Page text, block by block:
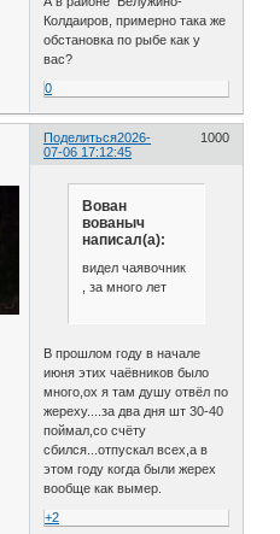
Колдаиров, примерно така же
обстановка по рыбе как у
вас?
0
Поделиться 1000
2026-
07-06 17:12:45
Вован
вованыч
написал(а):
видел чаявочник
, за много лет
В прошлом году в начале
июня этих чаёвников было
много,ох я там душу отвёл по
жереху....за два дня шт 30-40
поймал,со счёту
сбился...отпускал всех,а в
этом году когда были жерех
вообще как вымер.
+2